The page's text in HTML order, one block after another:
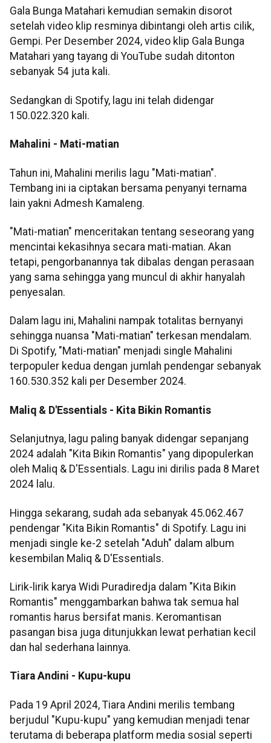
Gala Bunga Matahari kemudian semakin disorot
setelah video klip resminya dibintangi oleh artis cilik,
Gempi. Per Desember 2024, video klip Gala Bunga
Matahari yang tayang di YouTube sudah ditonton
sebanyak 54 juta kali.
Sedangkan di Spotify, lagu ini telah didengar
150.022.320 kali.
Mahalini - Mati-matian
Tahun ini, Mahalini merilis lagu "Mati-matian".
Tembang ini ia ciptakan bersama penyanyi ternama
lain yakni Admesh Kamaleng.
"Mati-matian" menceritakan tentang seseorang yang
mencintai kekasihnya secara mati-matian. Akan
tetapi, pengorbanannya tak dibalas dengan perasaan
yang sama sehingga yang muncul di akhir hanyalah
penyesalan.
Dalam lagu ini, Mahalini nampak totalitas bernyanyi
sehingga nuansa "Mati-matian" terkesan mendalam.
Di Spotify, "Mati-matian" menjadi single Mahalini
terpopuler kedua dengan jumlah pendengar sebanyak
160.530.352 kali per Desember 2024.
Maliq & D'Essentials - Kita Bikin Romantis
Selanjutnya, lagu paling banyak didengar sepanjang
2024 adalah "Kita Bikin Romantis" yang dipopulerkan
oleh Maliq & D'Essentials. Lagu ini dirilis pada 8 Maret
2024 lalu.
Hingga sekarang, sudah ada sebanyak 45.062.467
pendengar "Kita Bikin Romantis" di Spotify. Lagu ini
menjadi single ke-2 setelah "Aduh" dalam album
kesembilan Maliq & D'Essentials.
Lirik-lirik karya Widi Puradiredja dalam "Kita Bikin
Romantis" menggambarkan bahwa tak semua hal
romantis harus bersifat manis. Keromantisan
pasangan bisa juga ditunjukkan lewat perhatian kecil
dan hal sederhana lainnya.
Tiara Andini - Kupu-kupu
Pada 19 April 2024, Tiara Andini merilis tembang
berjudul "Kupu-kupu" yang kemudian menjadi tenar
terutama di beberapa platform media sosial seperti